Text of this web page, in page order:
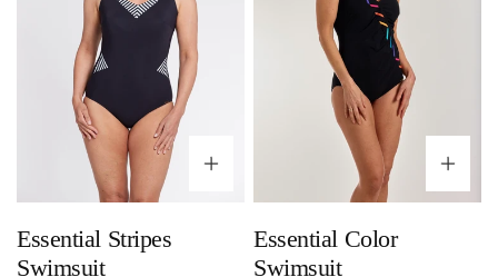
Optionen wählen
Essential Stripes
Swimsuit
Essential Color
Swimsuit